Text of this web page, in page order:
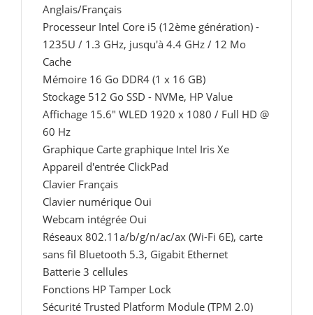
Anglais/Français
Processeur Intel Core i5 (12ème génération) -
1235U / 1.3 GHz, jusqu'à 4.4 GHz / 12 Mo
Cache
Mémoire 16 Go DDR4 (1 x 16 GB)
Stockage 512 Go SSD - NVMe, HP Value
Affichage 15.6" WLED 1920 x 1080 / Full HD @
60 Hz
Graphique Carte graphique Intel Iris Xe
Appareil d'entrée ClickPad
Clavier Français
Clavier numérique Oui
Webcam intégrée Oui
Réseaux 802.11a/b/g/n/ac/ax (Wi-Fi 6E), carte
sans fil Bluetooth 5.3, Gigabit Ethernet
Batterie 3 cellules
Fonctions HP Tamper Lock
Sécurité Trusted Platform Module (TPM 2.0)